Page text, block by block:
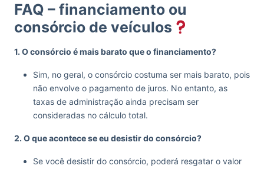
FAQ – financiamento ou
consórcio de veículos
1. O consórcio é mais barato que o financiamento?
Sim, no geral, o consórcio costuma ser mais barato, pois
não envolve o pagamento de juros. No entanto, as
taxas de administração ainda precisam ser
consideradas no cálculo total.
2. O que acontece se eu desistir do consórcio?
Se você desistir do consórcio, poderá resgatar o valor